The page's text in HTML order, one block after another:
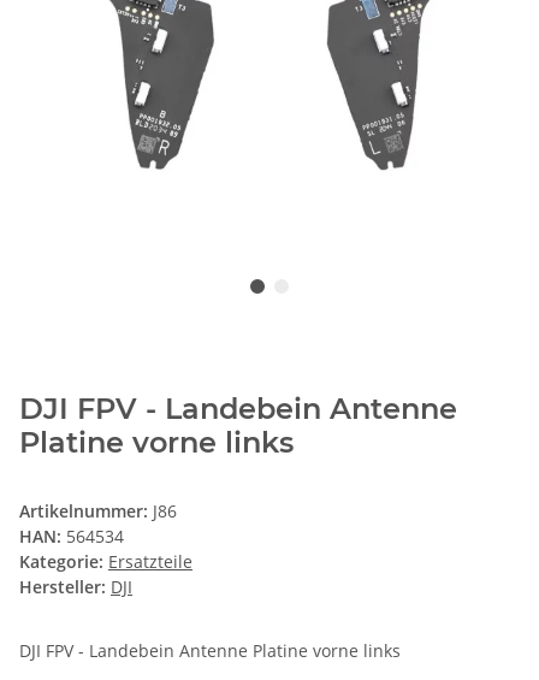
DJI FPV - Landebein Antenne
Platine vorne links
Artikelnummer: J86
HAN: 564534
Kategorie: Ersatzteile
Hersteller: DJI
DJI FPV - Landebein Antenne Platine vorne links